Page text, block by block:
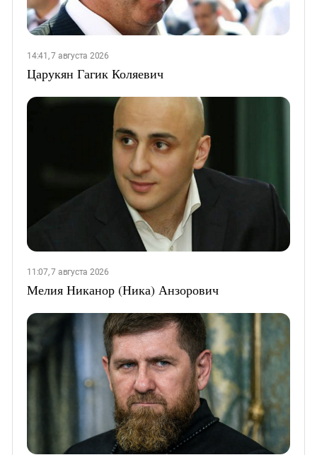
14:41, 7 августа 2026
Царукян Гагик Коляевич
11:07, 7 августа 2026
Мелия Никанор (Ника) Анзорович